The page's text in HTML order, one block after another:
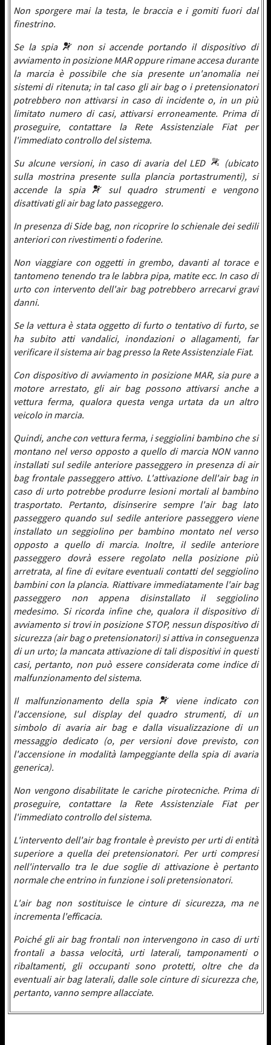
Non sporgere mai la testa, le braccia e i gomiti fuori dal
finestrino.
Se la spia
non si accende portando il dispositivo di
avviamento in posizione MAR oppure rimane accesa durante
la marcia è possibile che sia presente un'anomalia nei
sistemi di ritenuta; in tal caso gli air bag o i pretensionatori
potrebbero non attivarsi in caso di incidente o, in un più
limitato numero di casi, attivarsi erroneamente. Prima di
proseguire, contattare la Rete Assistenziale Fiat per
l'immediato controllo del sistema.
Su alcune versioni, in caso di avaria del LED
(ubicato
sulla mostrina presente sulla plancia portastrumenti), si
accende la spia
sul quadro strumenti e vengono
disattivati gli air bag lato passeggero.
In presenza di Side bag, non ricoprire lo schienale dei sedili
anteriori con rivestimenti o foderine.
Non viaggiare con oggetti in grembo, davanti al torace e
tantomeno tenendo tra le labbra pipa, matite ecc. In caso di
urto con intervento dell'air bag potrebbero arrecarvi gravi
danni.
Se la vettura è stata oggetto di furto o tentativo di furto, se
ha subito atti vandalici, inondazioni o allagamenti, far
verificare il sistema air bag presso la Rete Assistenziale Fiat.
Con dispositivo di avviamento in posizione MAR, sia pure a
motore arrestato, gli air bag possono attivarsi anche a
vettura ferma, qualora questa venga urtata da un altro
veicolo in marcia.
Quindi, anche con vettura ferma, i seggiolini bambino che si
montano nel verso opposto a quello di marcia NON vanno
installati sul sedile anteriore passeggero in presenza di air
bag frontale passeggero attivo. L'attivazione dell'air bag in
caso di urto potrebbe produrre lesioni mortali al bambino
trasportato. Pertanto, disinserire sempre l'air bag lato
passeggero quando sul sedile anteriore passeggero viene
installato un seggiolino per bambino montato nel verso
opposto a quello di marcia. Inoltre, il sedile anteriore
passeggero dovrà essere regolato nella posizione più
arretrata, al fine di evitare eventuali contatti del seggiolino
bambini con la plancia. Riattivare immediatamente l'air bag
passeggero non appena disinstallato il seggiolino
medesimo. Si ricorda infine che, qualora il dispositivo di
avviamento si trovi in posizione STOP, nessun dispositivo di
sicurezza (air bag o pretensionatori) si attiva in conseguenza
di un urto; la mancata attivazione di tali dispositivi in questi
casi, pertanto, non può essere considerata come indice di
malfunzionamento del sistema.
Il malfunzionamento della spia
viene indicato con
l'accensione, sul display del quadro strumenti, di un
simbolo di avaria air bag e dalla visualizzazione di un
messaggio dedicato (o, per versioni dove previsto, con
l'accensione in modalità lampeggiante della spia di avaria
generica).
Non vengono disabilitate le cariche pirotecniche. Prima di
proseguire, contattare la Rete Assistenziale Fiat per
l'immediato controllo del sistema.
L'intervento dell'air bag frontale è previsto per urti di entità
superiore a quella dei pretensionatori. Per urti compresi
nell'intervallo tra le due soglie di attivazione è pertanto
normale che entrino in funzione i soli pretensionatori.
L'air bag non sostituisce le cinture di sicurezza, ma ne
incrementa l'efficacia.
Poiché gli air bag frontali non intervengono in caso di urti
frontali a bassa velocità, urti laterali, tamponamenti o
ribaltamenti, gli occupanti sono protetti, oltre che da
eventuali air bag laterali, dalle sole cinture di sicurezza che,
pertanto, vanno sempre allacciate.